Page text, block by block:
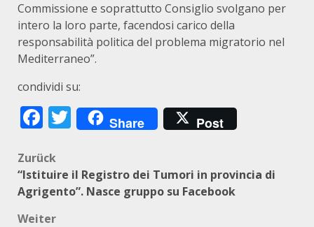
Commissione e soprattutto Consiglio svolgano per
intero la loro parte, facendosi carico della
responsabilità politica del problema migratorio nel
Mediterraneo”.
condividi su:
Facebook
Twitter
Share Post
Beitragsnavigation
Zurück
“Istituire il Registro dei Tumori in provincia di
Agrigento”. Nasce gruppo su Facebook
Weiter